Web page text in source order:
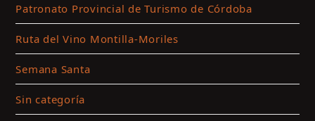
Patronato Provincial de Turismo de Córdoba
Ruta del Vino Montilla-Moriles
Semana Santa
Sin categoría